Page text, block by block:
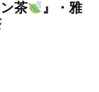
茶
』・雅